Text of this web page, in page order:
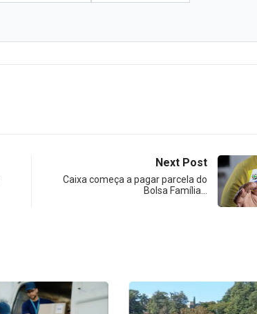
Next Post
Caixa começa a pagar parcela do
Bolsa Família…